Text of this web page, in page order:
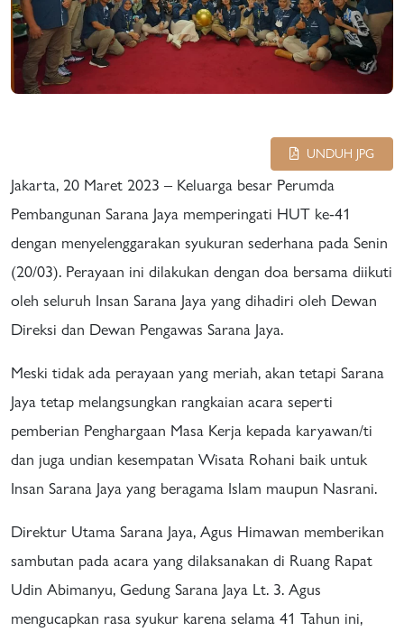
UNDUH JPG
Jakarta, 20 Maret 2023 – Keluarga besar Perumda
Pembangunan Sarana Jaya memperingati HUT ke-41
dengan menyelenggarakan syukuran sederhana pada Senin
(20/03). Perayaan ini dilakukan dengan doa bersama diikuti
oleh seluruh Insan Sarana Jaya yang dihadiri oleh Dewan
Direksi dan Dewan Pengawas Sarana Jaya.
Meski tidak ada perayaan yang meriah, akan tetapi Sarana
Jaya tetap melangsungkan rangkaian acara seperti
pemberian Penghargaan Masa Kerja kepada karyawan/ti
dan juga undian kesempatan Wisata Rohani baik untuk
Insan Sarana Jaya yang beragama Islam maupun Nasrani.
Direktur Utama Sarana Jaya, Agus Himawan memberikan
sambutan pada acara yang dilaksanakan di Ruang Rapat
Udin Abimanyu, Gedung Sarana Jaya Lt. 3. Agus
mengucapkan rasa syukur karena selama 41 Tahun ini,